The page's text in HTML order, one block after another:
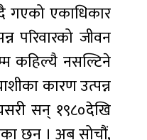
गएको एकाधिकार
परिवारको जीवन
कहिल्यै नसल्टिने
कारण उत्पन्न
सन् १९८०देखि
छन् । अब सोचौं,